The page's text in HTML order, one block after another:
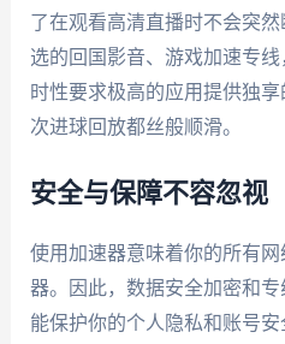
了在观看高清直播时不会突
选的回国影音、游戏加速专
时性要求极高的应用提供独
次进球回放都丝般顺滑。
安全与保障不容忽视
使用加速器意味着你的所有
器。因此，数据安全加密和
能保护你的个人隐私和账号